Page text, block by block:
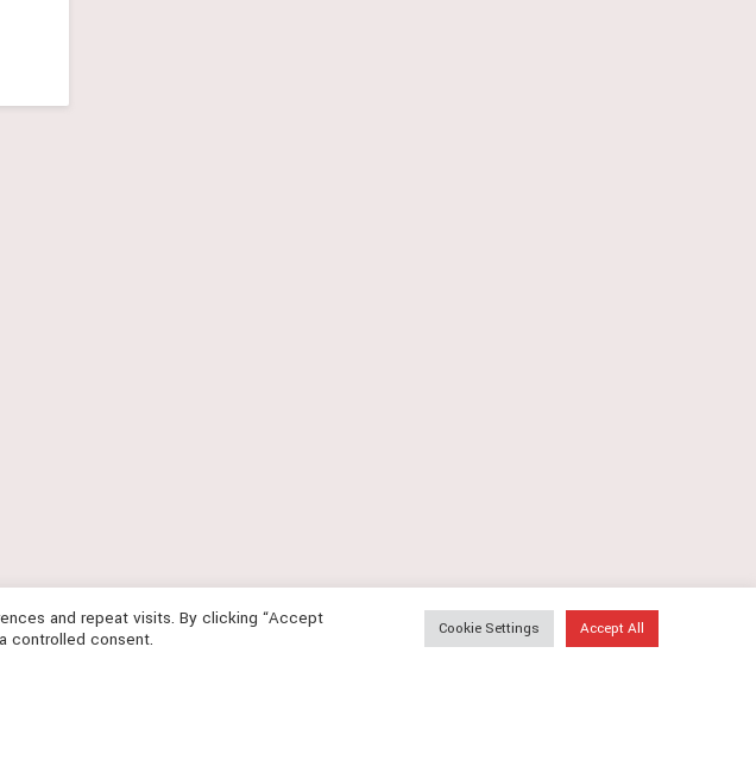
and repeat visits. By clicking “Accept
controlled consent.
Cookie Settings Accept All